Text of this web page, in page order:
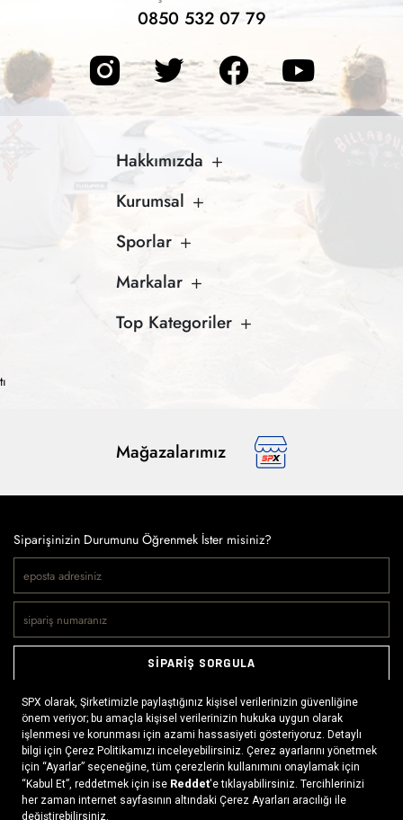
0850 532 07 79
Hakkımızda
Kurumsal
Sporlar
Markalar
Top Kategoriler
Mağazalarımız
Siparişinizin Durumunu Öğrenmek İster misiniz?
SİPARİŞ SORGULA
Doğaya ve spora tutkuyla bağlı olanların markası SPX, çeşitli
kategorilerde sunduğu spor giyim ürünleri, outdoor ayakkabılar,
ekipman ve aksesuarlar ile, her yerde ve her koşulda doğayla
buluşmayı mümkün kılıyor. Daima aktif bir yaşam tarzını
benimseyenlerin ihtiyaç duyabileceği her şey, SPX’in online